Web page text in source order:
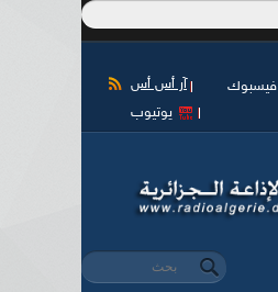
آر أس أس فيسبوك
يوتيوب
استمارة البحث
‏بحث ‏